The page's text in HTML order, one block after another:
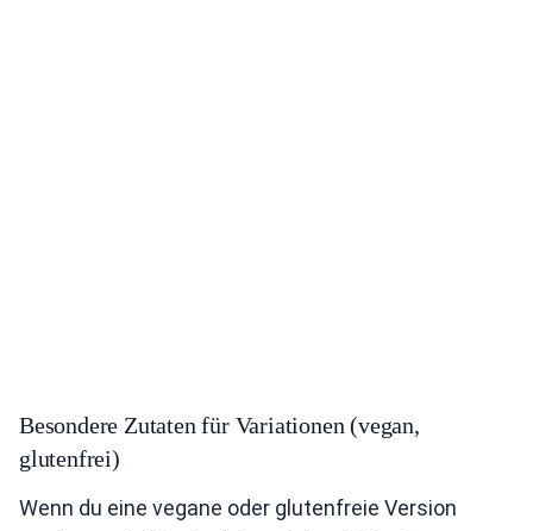
Besondere Zutaten für Variationen (vegan,
glutenfrei)
Wenn du eine vegane oder glutenfreie Version